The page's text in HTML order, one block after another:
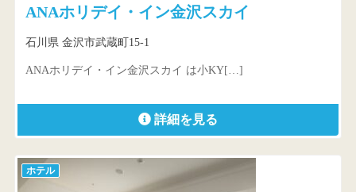
ANAホリデイ・イン金沢スカイ
石川県 金沢市武蔵町15-1
ANAホリデイ・イン金沢スカイ は小KY[…]
詳細を見る
ホテル